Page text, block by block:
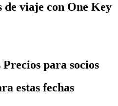
de viaje con One Key
para socios
estas fechas